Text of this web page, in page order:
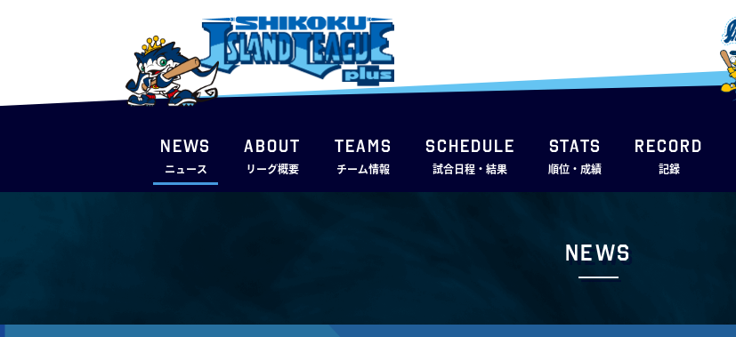
NEWS
ニュース
ABOUT
リーグ概要
TEAMS
チーム情報
SCHEDULE
試合日程・結果
STATS
順位・成績
RECORD
記録
News